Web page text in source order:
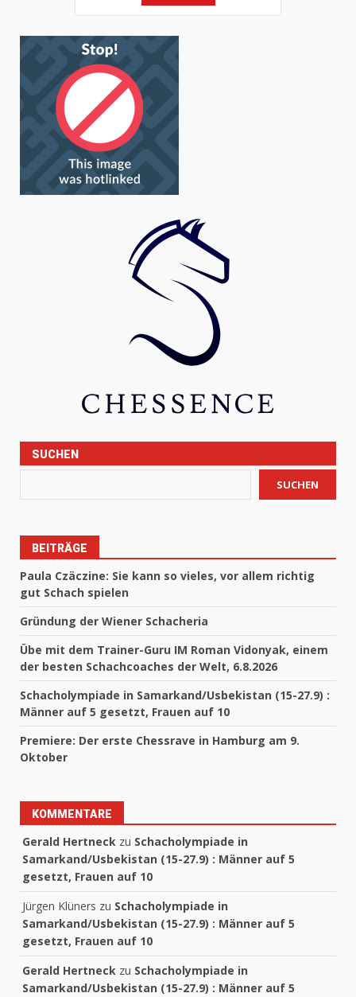
SUCHEN
SUCHEN
BEITRÄGE
Paula Czäczine: Sie kann so vieles, vor allem richtig
gut Schach spielen
Gründung der Wiener Schacheria
Übe mit dem Trainer-Guru IM Roman Vidonyak, einem
der besten Schachcoaches der Welt, 6.8.2026
Schacholympiade in Samarkand/Usbekistan (15-27.9) :
Männer auf 5 gesetzt, Frauen auf 10
Premiere: Der erste Chessrave in Hamburg am 9.
Oktober
KOMMENTARE
Gerald Hertneck zu Schacholympiade in
Samarkand/Usbekistan (15-27.9) : Männer auf 5
gesetzt, Frauen auf 10
Jürgen Klüners zu Schacholympiade in
Samarkand/Usbekistan (15-27.9) : Männer auf 5
gesetzt, Frauen auf 10
Gerald Hertneck zu Schacholympiade in
Samarkand/Usbekistan (15-27.9) : Männer auf 5